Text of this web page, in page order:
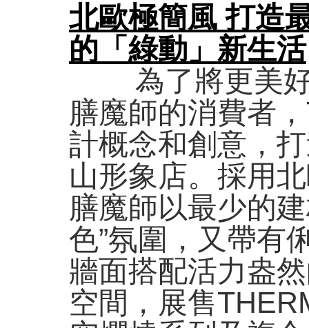
北歐極簡風 打造
的「綠動」新生活
為了將更美好
膳魔師的消費者
計概念和創意，
山形象店。採用
膳魔師以最少的
色”氛圍，又帶有
牆面搭配活力盎
空間，展售